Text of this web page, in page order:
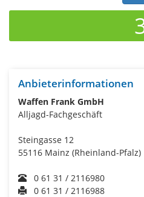
Anbieterinformationen
Waffen Frank GmbH
Alljagd-Fachgeschäft
Steingasse 12
55116 Mainz (Rheinland-Pfalz)
0 61 31 / 2116980
0 61 31 / 2116988